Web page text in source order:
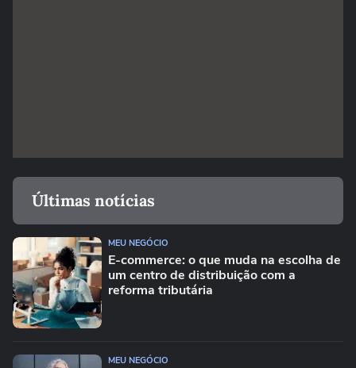
Últimas notícias
MEU NEGÓCIO
E-commerce: o que muda na escolha de
um centro de distribuição com a
reforma tributária
MEU NEGÓCIO